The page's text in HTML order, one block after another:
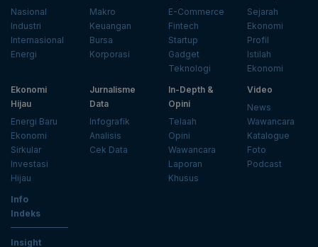
Nasional
Industri
Internasional
Energi
Makro
Keuangan
Bursa
Korporasi
E-Commerce
Fintech
Startup
Gadget
Teknologi
Sejarah
Ekonomi
Profil
Istilah
Ekonomi
Ekonomi
Hijau
Energi Baru
Ekonomi
Sirkular
Investasi
Hijau
Jurnalisme
Data
Infografik
Analisis
Cek Data
In-Depth &
Opini
Telaah
Opini
Wawancara
Laporan
Khusus
Video
News
Wawancara
Katalogue
Foto
Podcast
Info
Indeks
Insight